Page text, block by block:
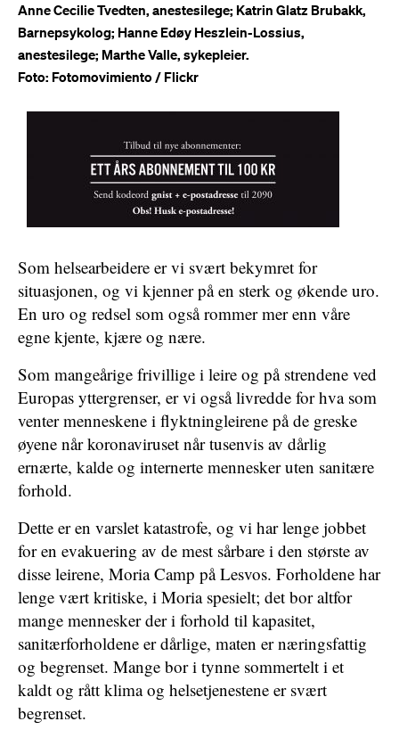
Anne Cecilie Tvedten, anestesilege; Katrin Glatz Brubakk,
Barnepsykolog; Hanne Edøy Heszlein-Lossius,
anestesilege; Marthe Valle, sykepleier.
Foto: Fotomovimiento / Flickr
Som helsearbeidere er vi svært bekymret for
situasjonen, og vi kjenner på en sterk og økende uro.
En uro og redsel som også rommer mer enn våre
egne kjente, kjære og nære.
Som mangeårige frivillige i leire og på strendene ved
Europas yttergrenser, er vi også livredde for hva som
venter menneskene i flyktningleirene på de greske
øyene når koronaviruset når tusenvis av dårlig
ernærte, kalde og internerte mennesker uten sanitære
forhold.
Dette er en varslet katastrofe, og vi har lenge jobbet
for en evakuering av de mest sårbare i den største av
disse leirene, Moria Camp på Lesvos. Forholdene har
lenge vært kritiske, i Moria spesielt; det bor altfor
mange mennesker der i forhold til kapasitet,
sanitærforholdene er dårlige, maten er næringsfattig
og begrenset. Mange bor i tynne sommertelt i et
kaldt og rått klima og helsetjenestene er svært
begrenset.